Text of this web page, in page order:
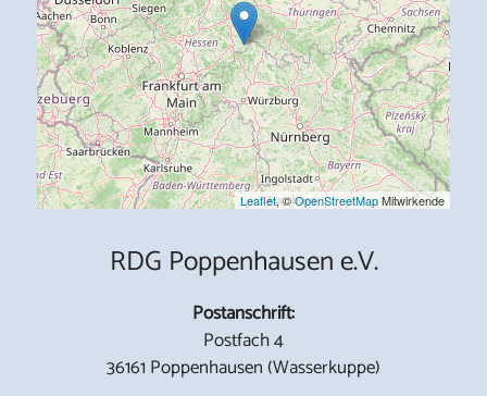
Leaflet, ©OpenStreetMapMitwirkende
RDG Poppenhausen e.V.
Postanschrift:
Postfach 4
36161 Poppenhausen (Wasserkuppe)